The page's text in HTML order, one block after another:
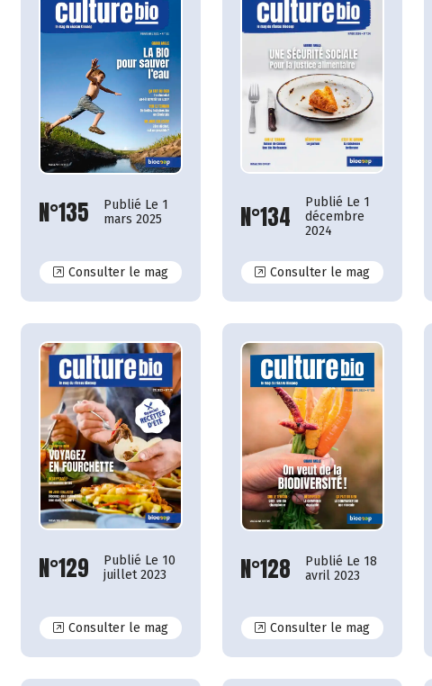
N°135
Publié Le 1
mars 2025
Consulter le magN°135
N°134
Publié Le 1
décembre
2024
Consulter le magN°134
N°129
Publié Le 10
juillet 2023
Consulter le magN°129
N°128
Publié Le 18
avril 2023
Consulter le magN°128